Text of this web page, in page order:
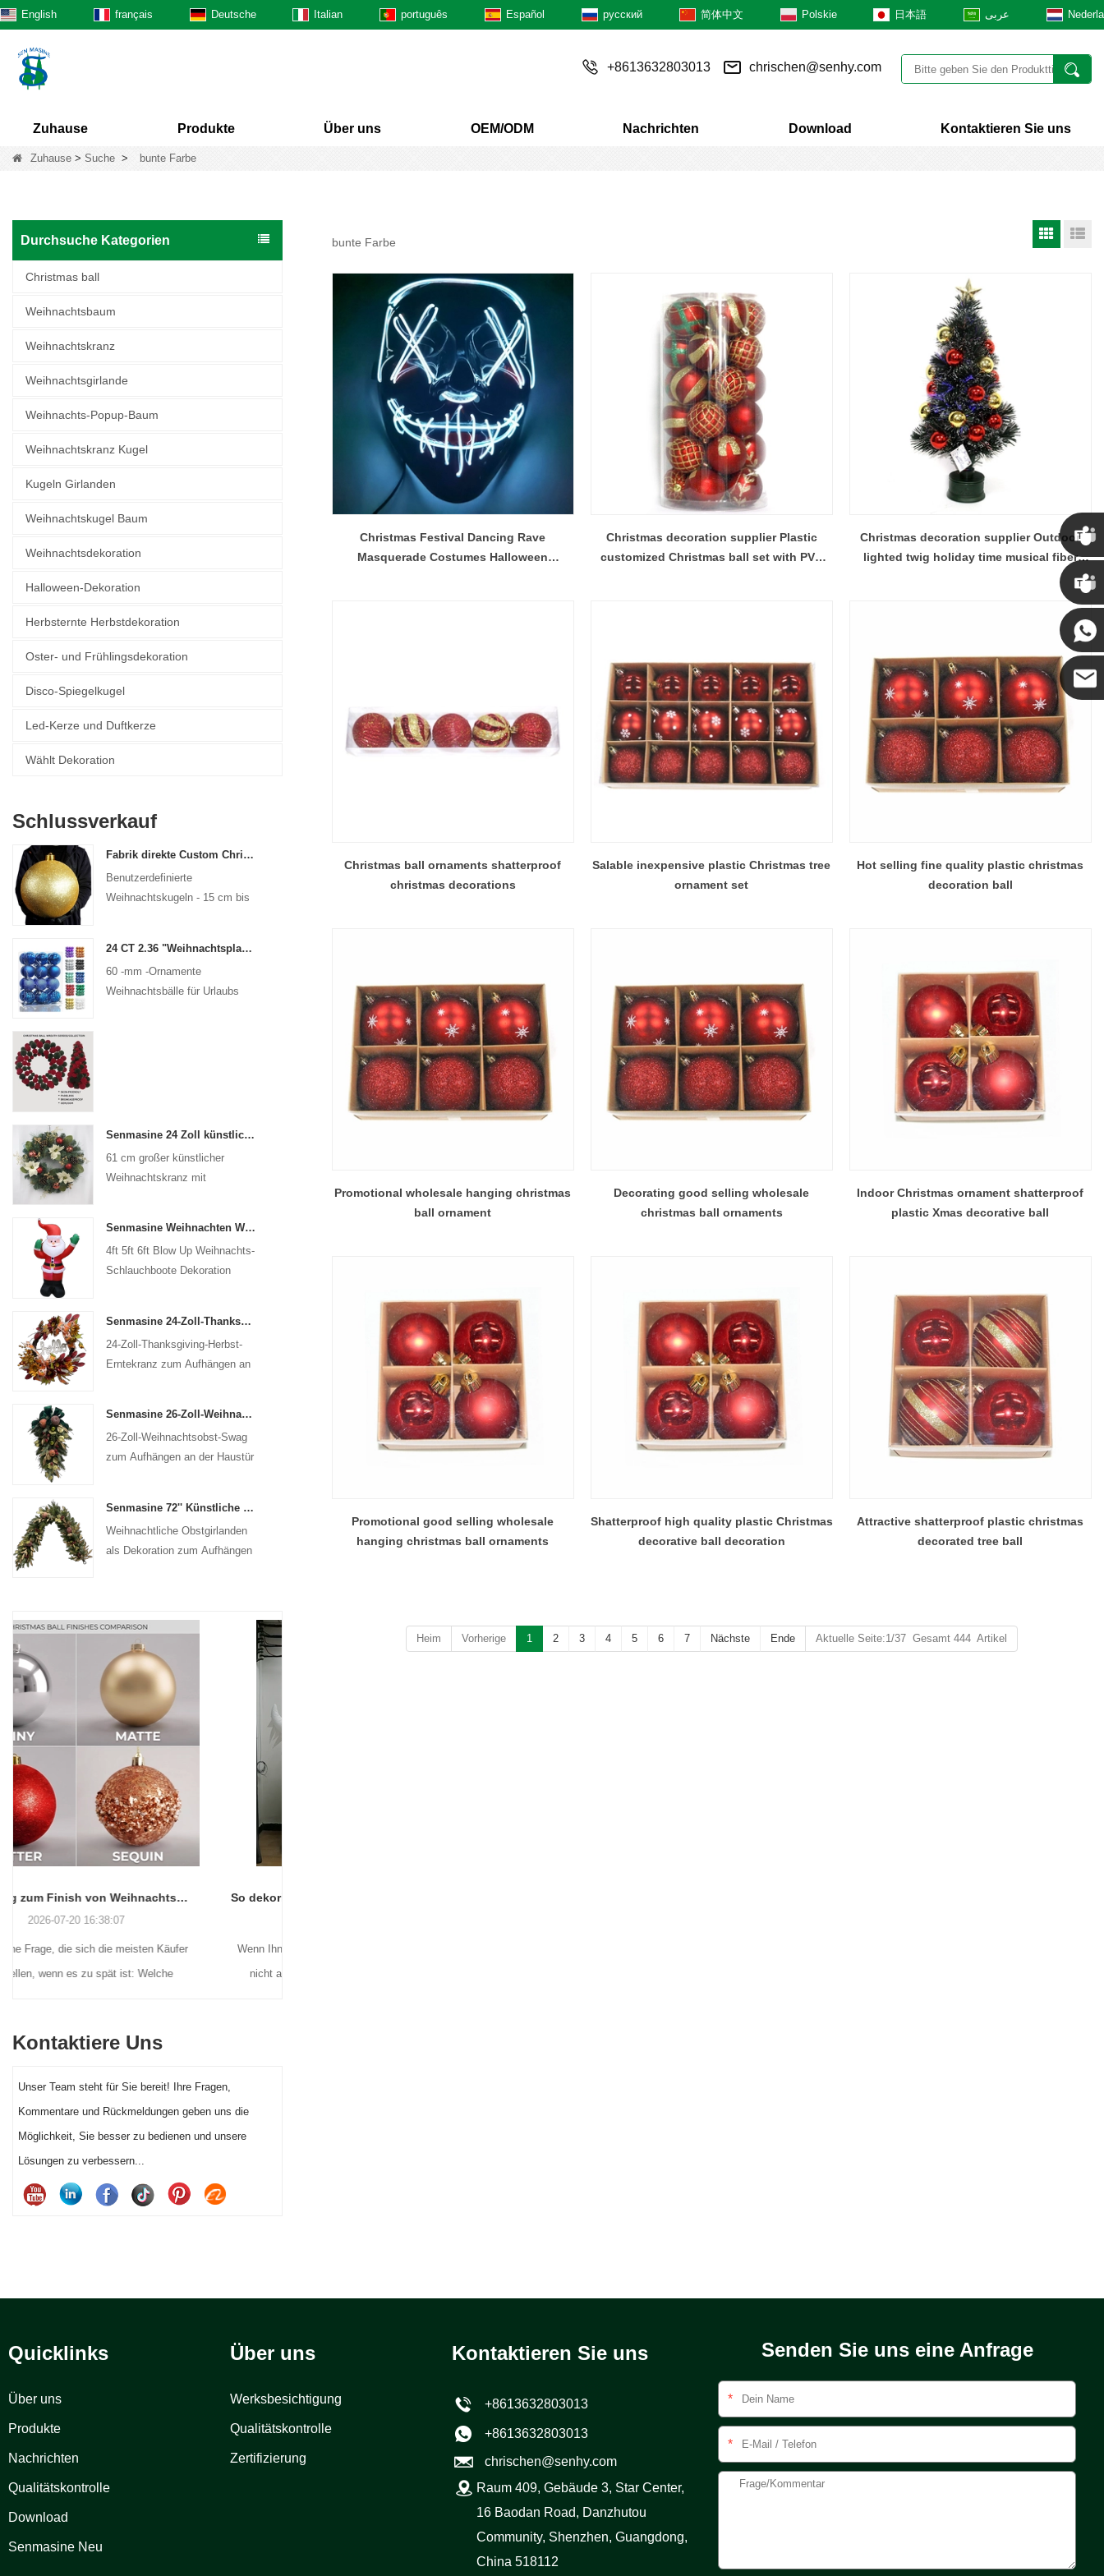
English français Deutsche Italian português Español русский 简体中文 Polskie 日本語 عربى
+8613632803013 chrischen@senhy.com
Zuhause Produkte Über uns OEM/ODM Nachrichten Download Kontaktieren Sie uns
Zuhause > Suche > bunte Farbe
Durchsuche Kategorien
Christmas ball
Weihnachtsbaum
Weihnachtskranz
Weihnachtsgirlande
Weihnachts-Popup-Baum
Weihnachtskranz Kugel
Kugeln Girlanden
Weihnachtskugel Baum
Weihnachtsdekoration
Halloween-Dekoration
Herbsternte Herbstdekoration
Oster- und Frühlingsdekoration
Disco-Spiegelkugel
Led-Kerze und Duftkerze
Wählt Dekoration
Schlussverkauf
Fabrik direkte Custom Christmas Ball Big Ornamente Große Kugeln 15 cm - 60 cm Weihnachts -Logo -Kugeln
Benutzerdefinierte
Weihnachtskugeln - 15 cm bis
24 CT 2.36 "Weihnachtsplastikball für hängende Ornamente Dekorationen Weihnachtsfleisch Bruchbällchen Urlaub Party Dekorative Dekorative
60 -mm -Ornamente
Weihnachtsbälle für Urlaubs
Senmasine 24 Zoll künstlicher Weihnachtskranz mit Tannennadel, Tannenzapfen, Weihnachtsstern, roter Kugel, goldenem Beerenzweig
61 cm großer künstlicher
Weihnachtskranz mit
Senmasine Weihnachten Weihnachtsmann aufblasbar Blow Up Weihnachten Schlauchboote Dekoration Urlaub Winter Indoor Outdoor
4ft 5ft 6ft Blow Up Weihnachts-
Schlauchboote Dekoration
Senmasine 24-Zoll-Thanksgiving-Herbst-Ernte-Kranz mit „Hallo“-Schild, Herbst-Ernte-Blätter, Sonnenblumen-Kürbis-Muster, Schleife
24-Zoll-Thanksgiving-Herbst-
Erntekranz zum Aufhängen an
Senmasine 26-Zoll-Weihnachtsobst-Swag mit Schleifen, künstlichen PVC-Zweigblättern
26-Zoll-Weihnachtsobst-Swag
zum Aufhängen an der Haustür
Senmasine 72'' Künstliche Weihnachtsfruchtgirlande für Treppen, Kamin, Hängedekoration
Weihnachtliche Obstgirlanden
als Dekoration zum Aufhängen
So dekorieren Sie für Halloween, ohne den Verstand (oder Ihr Wochenende) zu verlieren
2026-06-22 16:55:16
Wenn Ihnen das bekannt vorkommt, sind Sie
nicht allein. Und die gute Nachricht? Sie
Vorgartendekoration dieses Jahr wirklich
Kontaktiere Uns
Unser Team steht für Sie bereit! Ihre Fragen,
Kommentare und Rückmeldungen geben uns die
Möglichkeit, Sie besser zu bedienen und unsere
Lösungen zu verbessern...
bunte Farbe
Christmas Festival Dancing Rave
Masquerade Costumes Halloween
Christmas decoration supplier Plastic
customized Christmas ball set with PVC
Christmas decoration supplier Outdoor
lighted twig holiday time musical fiber
Christmas ball ornaments shatterproof
christmas decorations
Salable inexpensive plastic Christmas tree
ornament set
Hot selling fine quality plastic christmas
decoration ball
Promotional wholesale hanging christmas
ball ornament
Decorating good selling wholesale
christmas ball ornaments
Indoor Christmas ornament shatterproof
plastic Xmas decorative ball
Promotional good selling wholesale
hanging christmas ball ornaments
Shatterproof high quality plastic Christmas
decorative ball decoration
Attractive shatterproof plastic christmas
decorated tree ball
Heim Vorherige 1 2 3 4 5 6 7 Nächste Ende Aktuelle Seite:1/37 Gesamt 444 Artikel
Quicklinks
Über uns
Produkte
Nachrichten
Qualitätskontrolle
Download
Senmasine Neu
Über uns
Werksbesichtigung
Qualitätskontrolle
Zertifizierung
Kontaktieren Sie uns
+8613632803013
+8613632803013
chrischen@senhy.com
Raum 409, Gebäude 3, Star Center,
16 Baodan Road, Danzhutou
Community, Shenzhen, Guangdong,
China 518112
Senden Sie uns eine Anfrage
*
*
Chris
Kenny
Coco